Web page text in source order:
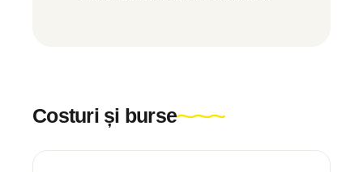
Costuri și burse